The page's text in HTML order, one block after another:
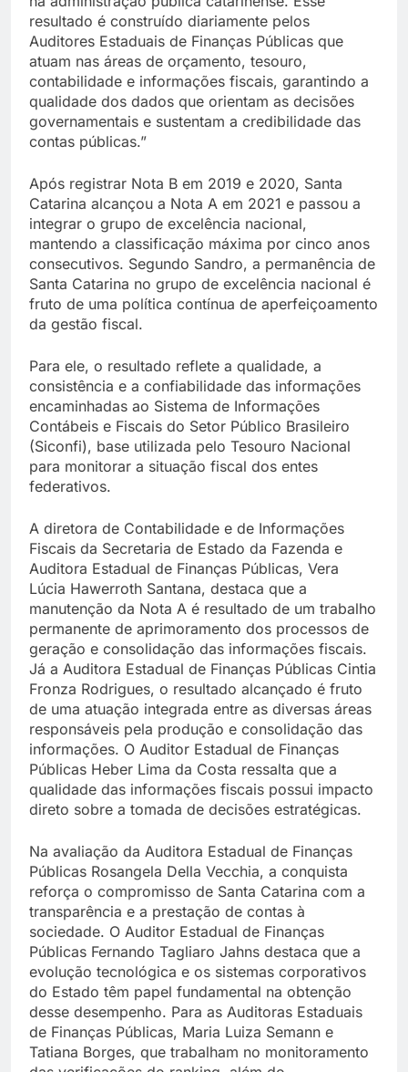
resultado é construído diariamente pelos
Auditores Estaduais de Finanças Públicas que
atuam nas áreas de orçamento, tesouro,
contabilidade e informações fiscais, garantindo a
qualidade dos dados que orientam as decisões
governamentais e sustentam a credibilidade das
contas públicas.”
Após registrar Nota B em 2019 e 2020, Santa
Catarina alcançou a Nota A em 2021 e passou a
integrar o grupo de excelência nacional,
mantendo a classificação máxima por cinco anos
consecutivos. Segundo Sandro, a permanência de
Santa Catarina no grupo de excelência nacional é
fruto de uma política contínua de aperfeiçoamento
da gestão fiscal.
Para ele, o resultado reflete a qualidade, a
consistência e a confiabilidade das informações
encaminhadas ao Sistema de Informações
Contábeis e Fiscais do Setor Público Brasileiro
(Siconfi), base utilizada pelo Tesouro Nacional
para monitorar a situação fiscal dos entes
federativos.
A diretora de Contabilidade e de Informações
Fiscais da Secretaria de Estado da Fazenda e
Auditora Estadual de Finanças Públicas, Vera
Lúcia Hawerroth Santana, destaca que a
manutenção da Nota A é resultado de um trabalho
permanente de aprimoramento dos processos de
geração e consolidação das informações fiscais.
Já a Auditora Estadual de Finanças Públicas Cintia
Fronza Rodrigues, o resultado alcançado é fruto
de uma atuação integrada entre as diversas áreas
responsáveis pela produção e consolidação das
informações. O Auditor Estadual de Finanças
Públicas Heber Lima da Costa ressalta que a
qualidade das informações fiscais possui impacto
direto sobre a tomada de decisões estratégicas.
Na avaliação da Auditora Estadual de Finanças
Públicas Rosangela Della Vecchia, a conquista
reforça o compromisso de Santa Catarina com a
transparência e a prestação de contas à
sociedade. O Auditor Estadual de Finanças
Públicas Fernando Tagliaro Jahns destaca que a
evolução tecnológica e os sistemas corporativos
do Estado têm papel fundamental na obtenção
desse desempenho. Para as Auditoras Estaduais
de Finanças Públicas, Maria Luiza Semann e
Tatiana Borges, que trabalham no monitoramento